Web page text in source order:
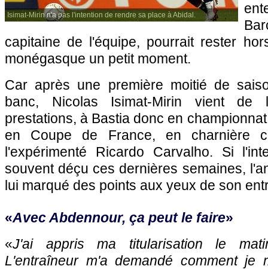
Isimat-Mirin n'a pas l'intention de rendre sa place à Abidal.
capitaine de l'équipe, pourrait rester
monégasque un petit moment.
Car après une première moitié de
banc, Nicolas Isimat-Mirin vient de
prestations, à Bastia donc en
en Coupe de France, en charnière
l'expérimenté Ricardo Carvalho. Si
souvent déçu ces dernières semaines,
lui marqué des points aux yeux de son
«Avec Abdennour, ça peut le faire»
«J'ai appris ma titularisation le
L'entraîneur m'a demandé comment je